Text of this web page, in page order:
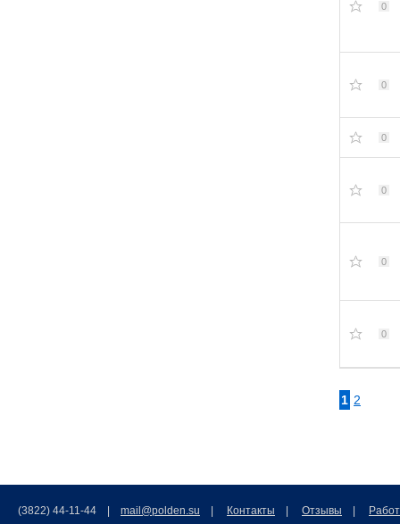
0
0
0
0
0
0
1 2
(3822) 44-11-44 | mail@polden.su Контакты Отзывы